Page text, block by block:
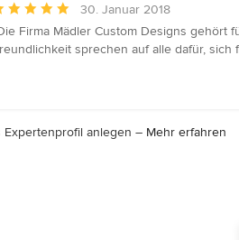
30. Januar 2018
Firma Mädler Custom Designs
sprechen auf alle dafür,
Expertenprofil anlegen – Mehr erfahren